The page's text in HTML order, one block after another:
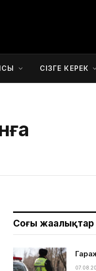
СІЗГЕ КЕРЕК
Соңғы жаңалықтар